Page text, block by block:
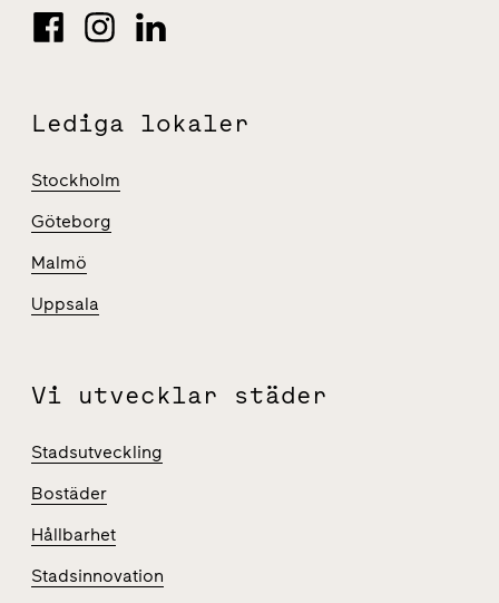
Lediga lokaler
Stockholm
Göteborg
Malmö
Uppsala
Vi utvecklar städer
Stadsutveckling
Bostäder
Hållbarhet
Stadsinnovation